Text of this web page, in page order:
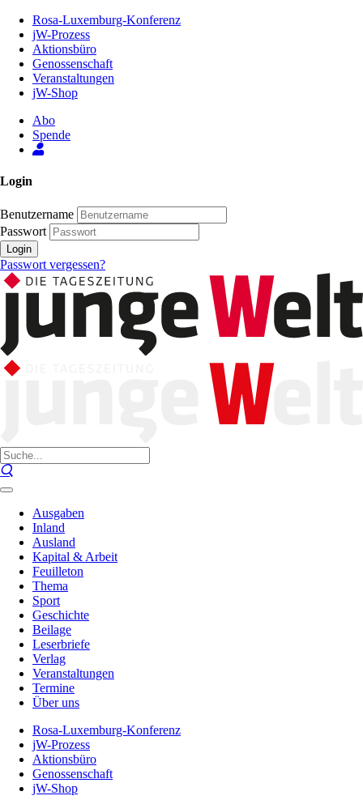
Inhalt
Seite
Rosa-Luxemburg-Konferenz
jW-Prozess
Aktionsbüro
Genossenschaft
Veranstaltungen
jW-Shop
Abo
Spende
Login
Benutzername
Passwort
Login
Passwort vergessen?
Ausgaben
Inland
Ausland
Kapital & Arbeit
Feuilleton
Thema
Sport
Geschichte
Beilage
Leserbriefe
Verlag
Veranstaltungen
Termine
Über uns
Rosa-Luxemburg-Konferenz
jW-Prozess
Aktionsbüro
Genossenschaft
jW-Shop